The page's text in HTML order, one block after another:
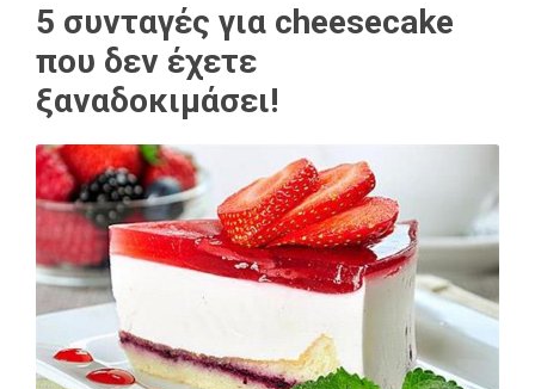
5 συνταγές για cheesecake
που δεν έχετε
ξαναδοκιμάσει!